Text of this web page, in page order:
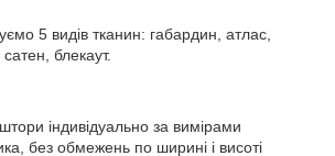
5 видів тканин: габардин, атлас,
блекаут.
індивідуально за вимірами
без обмежень по ширині і висоті